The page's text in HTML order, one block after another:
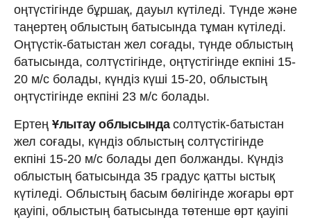
оңтүстігінде бұршақ, дауыл күтіледі. Түнде және
таңертең облыстың батысында тұман күтіледі.
Оңтүстік-батыстан жел соғады, түнде облыстың
батысында, солтүстігінде, оңтүстігінде екпіні 15-
20 м/с болады, күндіз күші 15-20, облыстың
оңтүстігінде екпіні 23 м/с болады.
Ертең Ұлытау облысындасолтүстік-батыстан
жел соғады, күндіз облыстың солтүстігінде
екпіні 15-20 м/с болады деп болжанды. Күндіз
облыстың батысында 35 градус қатты ыстық
күтіледі. Облыстың басым бөлігінде жоғары өрт
қауіпі, облыстың батысында төтенше өрт қауіпі